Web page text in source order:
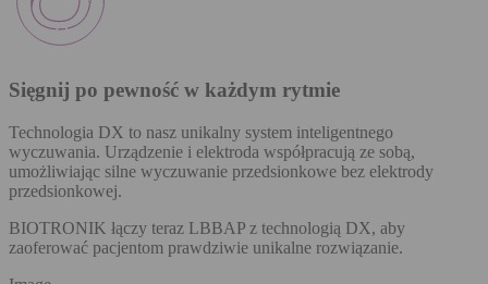
Sięgnij po pewność w każdym rytmie
Technologia DX to nasz unikalny system inteligentnego
wyczuwania. Urządzenie i elektroda współpracują ze sobą,
umożliwiając silne wyczuwanie przedsionkowe bez elektrody
przedsionkowej.
BIOTRONIK łączy teraz LBBAP z technologią DX, aby
zaoferować pacjentom prawdziwie unikalne rozwiązanie.